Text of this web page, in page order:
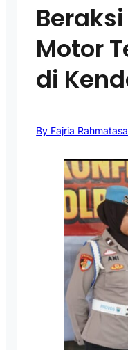
Motor
di
By Fajria